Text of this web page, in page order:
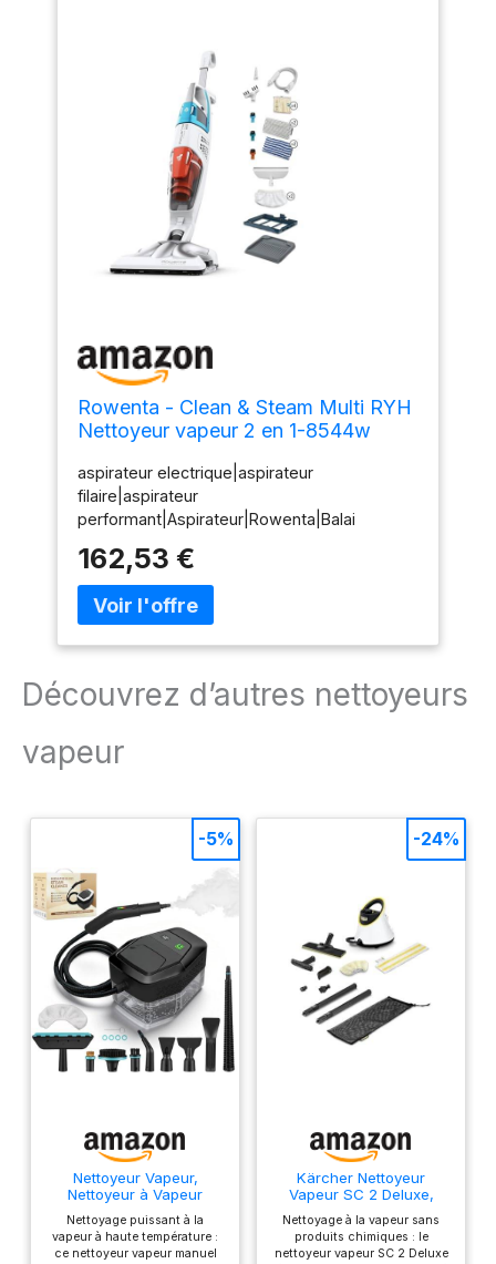
Rowenta - Clean & Steam Multi RYH
Nettoyeur vapeur 2 en 1-8544w
aspirateur electrique|aspirateur
filaire|aspirateur
performant|Aspirateur|Rowenta|Balai
1|RY8544WH|Aspirateur Rowenta|Aspirateur
Clean & Steam
162,53 €
Découvrez d’autres nettoyeurs
vapeur
Nettoyeur Vapeur,
Nettoyeur à Vapeur
Portable 1500W Basse
Pression, Chauffage
Rapide 15s, Réservoir
d’eau 1,8L, 12
Nettoyage puissant à la
vapeur à haute température :
ce nettoyeur vapeur manuel
-5%
Kärcher Nettoyeur
Vapeur SC 2 Deluxe,
Surface : 75m², Réservoir
: 1 l, Pression Vapeur : 3,2
bar, Temps Préchauffage
: 6,5 min, Puissance : 1
Nettoyage à la vapeur sans
produits chimiques : le
nettoyeur vapeur SC 2 Deluxe
-24%